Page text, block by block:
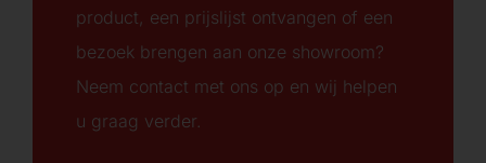
product, een prijslijst ontvangen of een
bezoek brengen aan onze showroom?
Neem contact met ons op en wij helpen
u graag verder.